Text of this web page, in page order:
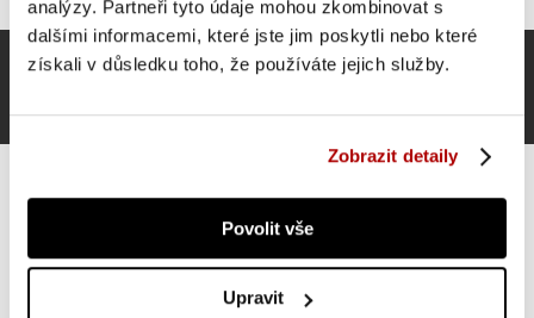
analýzy. Partneři tyto údaje mohou zkombinovat s
dalšími informacemi, které jste jim poskytli nebo které
získali v důsledku toho, že používáte jejich služby.
Zobrazit detaily
Povolit vše
Upravit
Gorilla Sports Kettlebell činka, plast, černá, 8 kg